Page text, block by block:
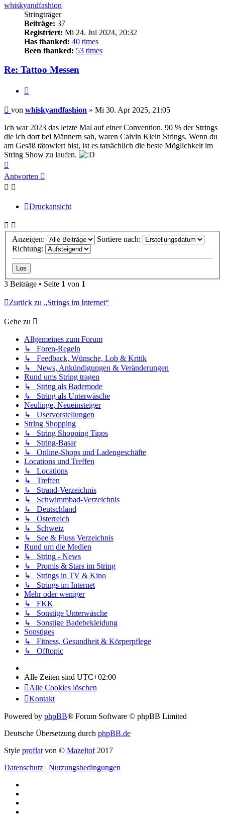
whiskyandfashion
Stringträger
Beiträge: 37
Registriert: Mi 24. Jul 2024, 20:32
Has thanked: 40 times
Been thanked: 53 times
Re: Tattoo Messen
Beitrag
von whiskyandfashion » Mi 30. Apr 2025, 21:05
Ich war 2023 das letzte Mal auf einer Convention. 90 % der Strings
die ich dort bei Männern sah, waren Calvin Klein Strings. Wenn du
am Gesäß tätowiert bist, ist es tatsächlich die beste Möglichkeit im
String Show zu laufen.
oben
Antworten
Druckansicht
Anzeigen:
Sortiere nach:
Richtung:
3 Beiträge • Seite 1 von 1
Zurück zu „Strings im Internet“
Gehe zu
Allgemeines zum Forum
↳ Foren-Regeln
↳ Feedback, Wünsche, Lob & Kritik
↳ News, Ankündigungen & Veränderungen
Rund ums String tragen
↳ String als Bademode
↳ String als Unterwäsche
Neulinge, Neueinsteiger
↳ Uservorstellungen
String Shopping
↳ String Shopping Tipps
↳ String-Basar
↳ Online-Shops und Ladengeschäfte
Locations und Treffen
↳ Locations
↳ Treffen
↳ Strand-Verzeichnis
↳ Schwimmbad-Verzeichnis
↳ Deutschland
↳ Österreich
↳ Schweiz
↳ See & Fluss Verzeichnis
Rund um die Medien
↳ String - News
↳ Promis & Stars im String
↳ Strings in TV & Kino
↳ Strings im Internet
Mehr oder weniger
↳ FKK
↳ Sonstige Unterwäsche
↳ Sonstige Badebekleidung
Sonstiges
↳ Fitness, Gesundheit & Körperpflege
↳ Offtopic
Alle Zeiten sind UTC+02:00
Alle Cookies löschen
Kontakt
Powered by phpBB® Forum Software © phpBB Limited
Deutsche Übersetzung durch phpBB.de
Style proflat von © Mazeltof2017
Datenschutz | Nutzungsbedingungen